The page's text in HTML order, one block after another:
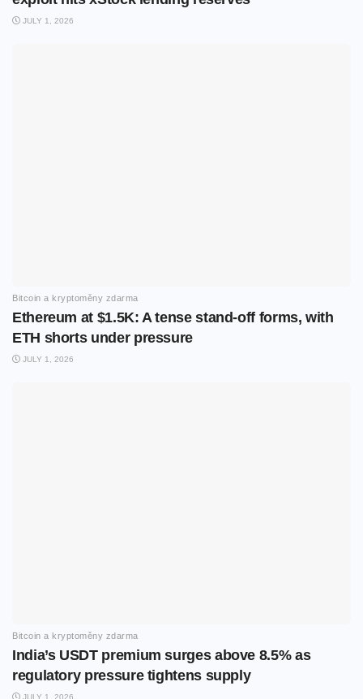
JULY 1, 2026
Bitcoin a kryptoměny zdarma
Ethereum at $1.5K: A tense stand-off forms, with
ETH shorts under pressure
JULY 1, 2026
Bitcoin a kryptoměny zdarma
India’s USDT premium surges above 8.5% as
regulatory pressure tightens supply